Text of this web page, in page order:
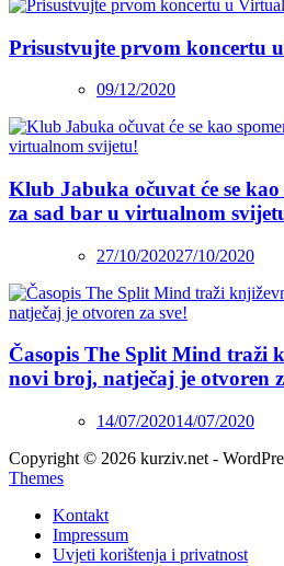
Prisustvujte prvom koncertu
09/12/2020
Klub Jabuka očuvat će se
za sad bar u virtualnom
27/10/202027/10/2020
Časopis The Split Mind traži
novi broj, natječaj je otvoren
14/07/202014/07/2020
Copyright © 2026 kurziv.net -
Themes
Kontakt
Impressum
Uvjeti korištenja i privatnost